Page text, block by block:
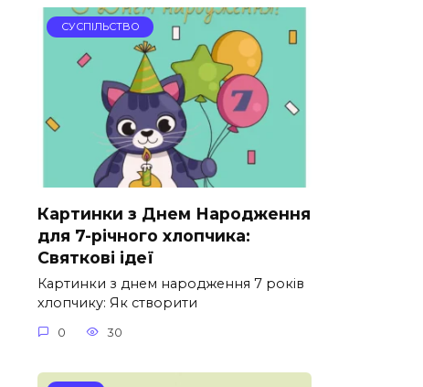
СУСПІЛЬСТВО
Картинки з Днем Народження
для 7-річного хлопчика:
Святкові ідеї
Картинки з днем народження 7 років
хлопчику: Як створити
0 30